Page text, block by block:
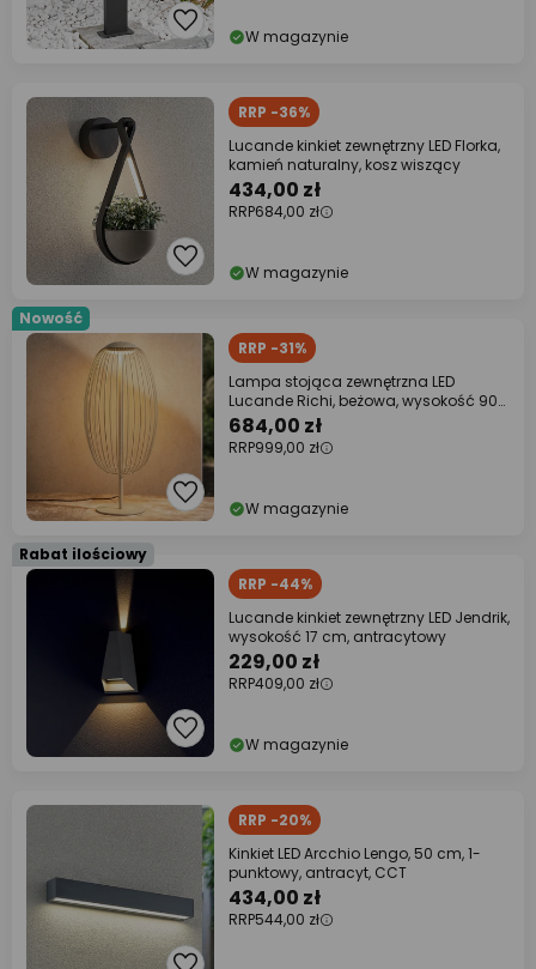
W magazynie
RRP -36%
Lucande kinkiet zewnętrzny LED Florka,
kamień naturalny, kosz wiszący
434,00 zł
RRP684,00 zł
W magazynie
Nowość
RRP -31%
Lampa stojąca zewnętrzna LED
Lucande Richi, beżowa, wysokość 90
cm, IP44
684,00 zł
RRP999,00 zł
W magazynie
Rabat ilościowy
RRP -44%
Lucande kinkiet zewnętrzny LED Jendrik,
wysokość 17 cm, antracytowy
229,00 zł
RRP409,00 zł
W magazynie
RRP -20%
Kinkiet LED Arcchio Lengo, 50 cm, 1-
punktowy, antracyt, CCT
434,00 zł
RRP544,00 zł